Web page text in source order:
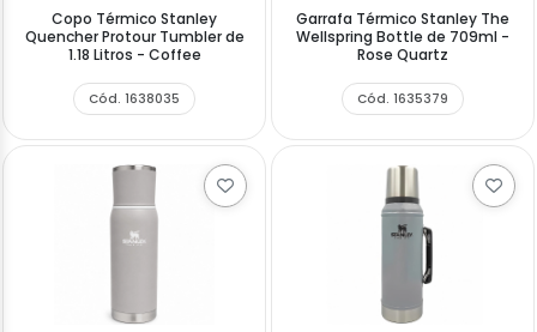
Copo Térmico Stanley
Quencher Protour Tumbler de
1.18 Litros - Coffee
Cód. 1638035
Garrafa Térmico Stanley The
Wellspring Bottle de 709ml -
Rose Quartz
Cód. 1635379